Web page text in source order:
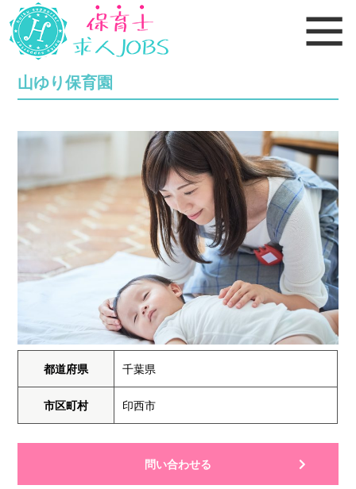
山ゆり保育園
都道府県 千葉県
市区町村 印西市
問い合わせる